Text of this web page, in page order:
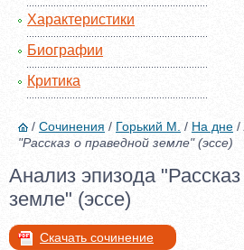
Характеристики
Биографии
Критика
/ Сочинения / Горький М. / На дне /
"Рассказ о праведной земле" (эссе)
Анализ эпизода
земле" (эссе)
Скачать сочинение